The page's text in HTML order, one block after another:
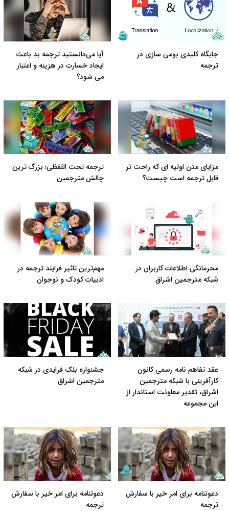
جایگاه کلیدی بومی سازی در
ترجمه
آیا می‌دانستید ترجمه بد باعث
ایجاد خسارت در هزینه و اعتبار
می شود؟
مزایای متن اولیه ای که راحت تر
قابل ترجمه است چیست؟
ترجمه تحت اللفظی؛ بزرگ ترین
چالش مترجمین
محرمانگی اطلاعات کاربران در
شبکه مترجمین اشراق
مهم‌ترین تاثیر فرایند ترجمه در
ادبیات کودک و نوجوان
عقد تفاهم نامه رسمی کانون
کارآفرینی با شبکه مترجمین
اشراق، تقدیر معاونت استاندار از
این مجموعه
جشنواره بلک فرایدی در شبکه
مترجمین اشراق
دعوتنامه برای امر خیر با سفارش
ترجمه
دعوتنامه برای امر خیر با سفارش
ترجمه